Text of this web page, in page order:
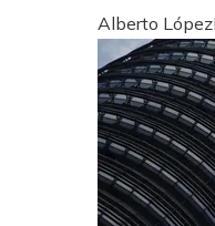
Alberto López